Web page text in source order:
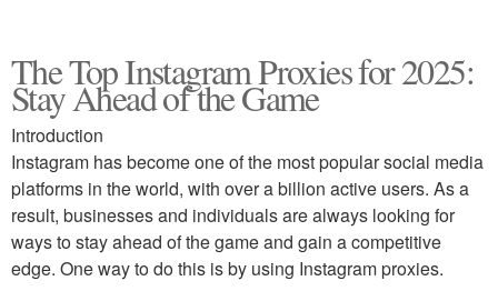
The Top Instagram Proxies for 2025:
Stay Ahead of the Game
Introduction
Instagram has become one of the most popular social media
platforms in the world, with over a billion active users. As a
result, businesses and individuals are always looking for
ways to stay ahead of the game and gain a competitive
edge. One way to do this is by using Instagram proxies.